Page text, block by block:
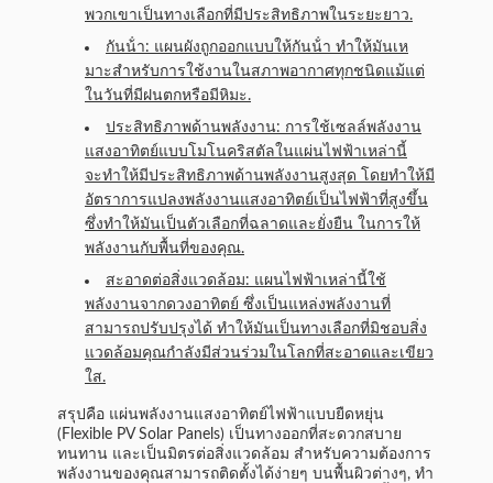
พวกเขาเป็นทางเลือกที่มีประสิทธิภาพในระยะยาว.
กันน้ํา: แผนผังถูกออกแบบให้กันน้ํา ทําให้มันเห
มาะสําหรับการใช้งานในสภาพอากาศทุกชนิดแม้แต่
ในวันที่มีฝนตกหรือมีหิมะ.
ประสิทธิภาพด้านพลังงาน: การใช้เซลล์พลังงาน
แสงอาทิตย์แบบโมโนคริสตัลในแผ่นไฟฟ้าเหล่านี้
จะทําให้มีประสิทธิภาพด้านพลังงานสูงสุด โดยทําให้มี
อัตราการแปลงพลังงานแสงอาทิตย์เป็นไฟฟ้าที่สูงขึ้น
ซึ่งทําให้มันเป็นตัวเลือกที่ฉลาดและยั่งยืน ในการให้
พลังงานกับพื้นที่ของคุณ.
สะอาดต่อสิ่งแวดล้อม: แผนไฟฟ้าเหล่านี้ใช้
พลังงานจากดวงอาทิตย์ ซึ่งเป็นแหล่งพลังงานที่
สามารถปรับปรุงได้ ทําให้มันเป็นทางเลือกที่มิชอบสิ่ง
แวดล้อมคุณกําลังมีส่วนร่วมในโลกที่สะอาดและเขียว
ใส.
สรุปคือ แผ่นพลังงานแสงอาทิตย์ไฟฟ้าแบบยืดหยุ่น
(Flexible PV Solar Panels) เป็นทางออกที่สะดวกสบาย
ทนทาน และเป็นมิตรต่อสิ่งแวดล้อม สําหรับความต้องการ
พลังงานของคุณสามารถติดตั้งได้ง่ายๆ บนพื้นผิวต่างๆ, ทํา